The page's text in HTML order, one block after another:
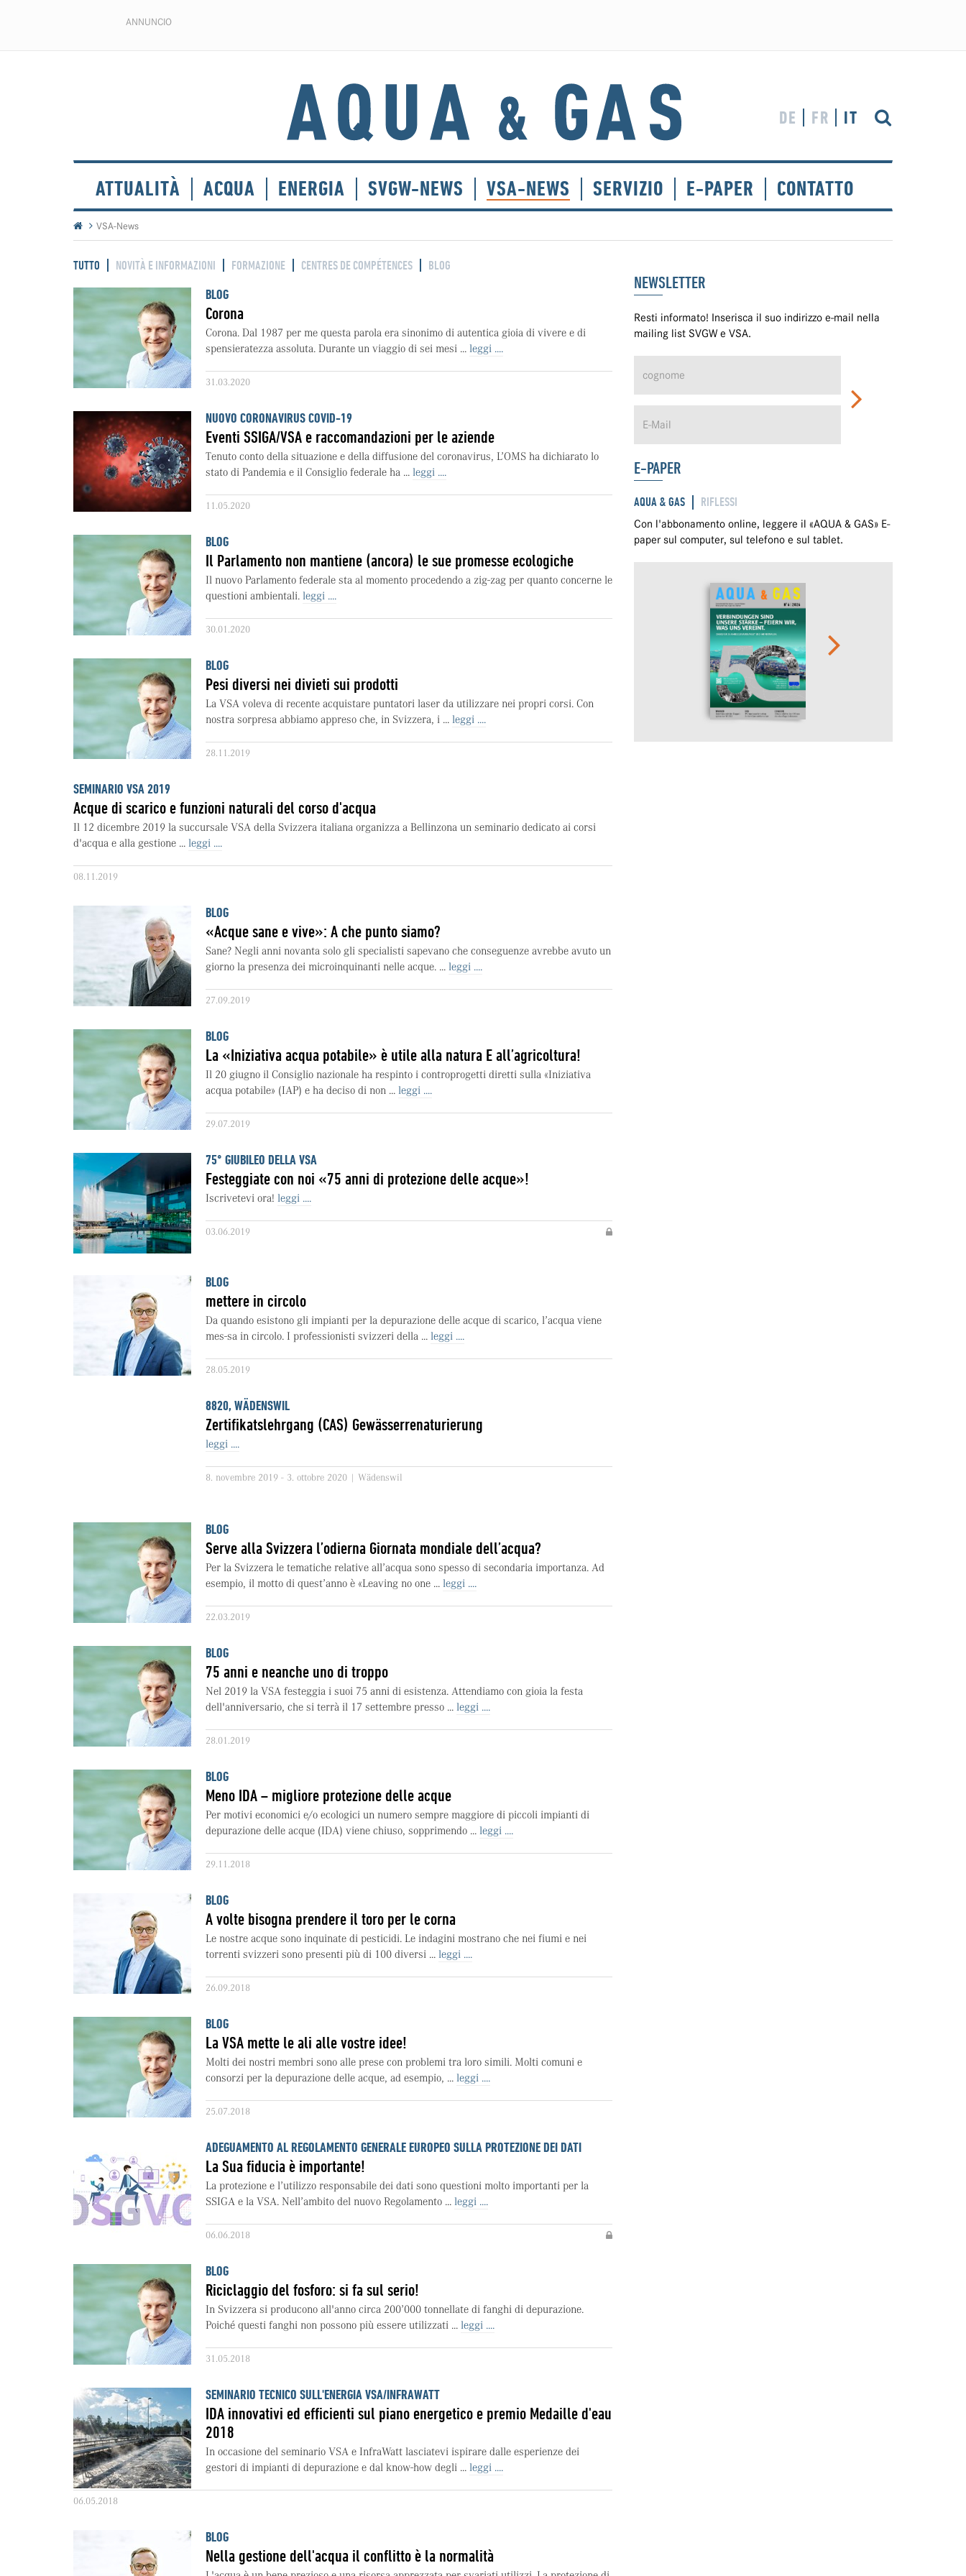
ANNUNCIO
DE FR IT
ATTUALITÀ ACQUA ENERGIA SVGW-NEWS VSA-NEWS SERVIZIO E-PAPER CONTATTO
VSA-News
TUTTO NOVITÀ E INFORMAZIONI FORMAZIONE CENTRES DE COMPÉTENCES BLOG
BLOG
Corona
Corona. Dal 1987 per me questa parola era sinonimo di autentica gioia di vivere e di
spensieratezza assoluta. Durante un viaggio di sei mesi ... leggi ....
31.03.2020
NUOVO CORONAVIRUS COVID-19
Eventi SSIGA/VSA e raccomandazioni per le aziende
Tenuto conto della situazione e della diffusione del coronavirus, L’OMS ha dichiarato lo
stato di Pandemia e il Consiglio federale ha ... leggi ....
11.05.2020
BLOG
Il Parlamento non mantiene (ancora) le sue promesse ecologiche
Il nuovo Parlamento federale sta al momento procedendo a zig-zag per quanto concerne le
questioni ambientali. leggi ....
30.01.2020
BLOG
Pesi diversi nei divieti sui prodotti
La VSA voleva di recente acquistare puntatori laser da utilizzare nei propri corsi. Con
nostra sorpresa abbiamo appreso che, in Svizzera, i ... leggi ....
28.11.2019
SEMINARIO VSA 2019
Acque di scarico e funzioni naturali del corso d'acqua
Il 12 dicembre 2019 la succursale VSA della Svizzera italiana organizza a Bellinzona un seminario dedicato ai corsi
d'acqua e alla gestione ... leggi ....
08.11.2019
BLOG
«Acque sane e vive»: A che punto siamo?
Sane? Negli anni novanta solo gli specialisti sapevano che conseguenze avrebbe avuto un
giorno la presenza dei microinquinanti nelle acque. ... leggi ....
27.09.2019
BLOG
La «Iniziativa acqua potabile» è utile alla natura E all’agricoltura!
Il 20 giugno il Consiglio nazionale ha respinto i controprogetti diretti sulla «Iniziativa
acqua potabile» (IAP) e ha deciso di non ... leggi ....
29.07.2019
75° GIUBILEO DELLA VSA
Festeggiate con noi «75 anni di protezione delle acque»!
Iscrivetevi ora! leggi ....
03.06.2019
BLOG
mettere in circolo
Da quando esistono gli impianti per la depurazione delle acque di scarico, l’acqua viene
mes-sa in circolo. I professionisti svizzeri della ... leggi ....
28.05.2019
8820, WÄDENSWIL
Zertifikatslehrgang (CAS) Gewässerrenaturierung
leggi ....
8. novembre 2019 - 3. ottobre 2020 | Wädenswil
BLOG
Serve alla Svizzera l’odierna Giornata mondiale dell’acqua?
Per la Svizzera le tematiche relative all’acqua sono spesso di secondaria importanza. Ad
esempio, il motto di quest’anno è «Leaving no one ... leggi ....
22.03.2019
BLOG
75 anni e neanche uno di troppo
Nel 2019 la VSA festeggia i suoi 75 anni di esistenza. Attendiamo con gioia la festa
dell'anniversario, che si terrà il 17 settembre presso ... leggi ....
28.01.2019
BLOG
Meno IDA – migliore protezione delle acque
Per motivi economici e/o ecologici un numero sempre maggiore di piccoli impianti di
depurazione delle acque (IDA) viene chiuso, sopprimendo ... leggi ....
29.11.2018
BLOG
A volte bisogna prendere il toro per le corna
Le nostre acque sono inquinate di pesticidi. Le indagini mostrano che nei fiumi e nei
torrenti svizzeri sono presenti più di 100 diversi ... leggi ....
26.09.2018
BLOG
La VSA mette le ali alle vostre idee!
Molti dei nostri membri sono alle prese con problemi tra loro simili. Molti comuni e
consorzi per la depurazione delle acque, ad esempio, ... leggi ....
25.07.2018
ADEGUAMENTO AL REGOLAMENTO GENERALE EUROPEO SULLA PROTEZIONE DEI DATI
La Sua fiducia è importante!
La protezione e l’utilizzo responsabile dei dati sono questioni molto importanti per la
SSIGA e la VSA. Nell’ambito del nuovo Regolamento ... leggi ....
06.06.2018
BLOG
Riciclaggio del fosforo: si fa sul serio!
In Svizzera si producono all'anno circa 200’000 tonnellate di fanghi di depurazione.
Poiché questi fanghi non possono più essere utilizzati ... leggi ....
31.05.2018
SEMINARIO TECNICO SULL'ENERGIA VSA/INFRAWATT
IDA innovativi ed efficienti sul piano energetico e premio Medaille d'eau
2018
In occasione del seminario VSA e InfraWatt lasciatevi ispirare dalle esperienze dei
gestori di impianti di depurazione e dal know-how degli ... leggi ....
06.05.2018
BLOG
Nella gestione dell'acqua il conflitto è la normalità
NEWSLETTER
Resti informato! Inserisca il suo indirizzo e-mail nella
mailing list SVGW e VSA.
E-PAPER
AQUA & GAS RIFLESSI
Con l'abbonamento online, leggere il «AQUA & GAS» E-
paper sul computer, sul telefono e sul tablet.